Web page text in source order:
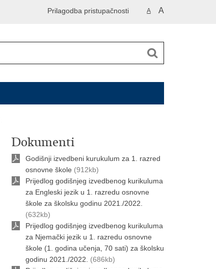
A A
Prilagodba pristupačnosti
Dokumenti
Godišnji izvedbeni kurukulum za 1. razred
osnovne škole (912kb)
Prijedlog godišnjeg izvedbenog kurikuluma
za Engleski jezik u 1. razredu osnovne
škole za školsku godinu 2021./2022.
(632kb)
Prijedlog godišnjeg izvedbenog kurikuluma
za Njemački jezik u 1. razredu osnovne
škole (1. godina učenja, 70 sati) za školsku
godinu 2021./2022.
(686kb)